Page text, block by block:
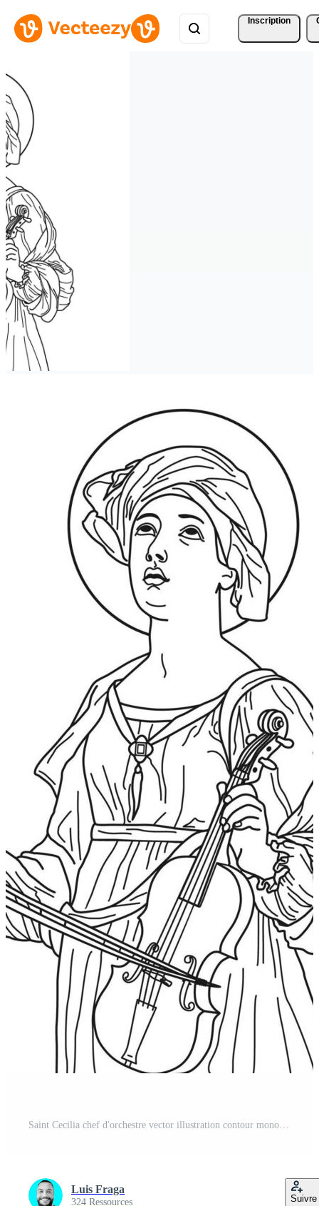
Inscription
Saint Cecilia chef d'orchestre vector illustration contour monochrome Vecteur Gratuit
Luis Fraga
324 Ressources Suivre